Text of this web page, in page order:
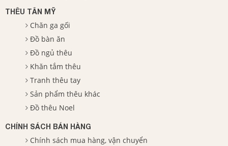
THÊU TÂN MỸ
Chăn ga gối
Đồ bàn ăn
Đồ ngủ thêu
Khăn tắm thêu
Tranh thêu tay
Sản phẩm thêu khác
Đồ thêu Noel
CHÍNH SÁCH BÁN HÀNG
Chính sách mua hàng, vận chuyển